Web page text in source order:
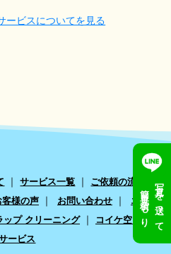
ービスについてを見る
｜サービス一覧 ｜ ご依頼の流れ ｜
客様の声｜ お問い合わせ｜
エアコ
ップ クリーニング｜
コイケ空き家管
ービス
写真を送って
簡単見積もり